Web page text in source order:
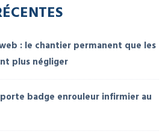
: le chantier permanent que les
plus négliger
badge enrouleur infirmier au